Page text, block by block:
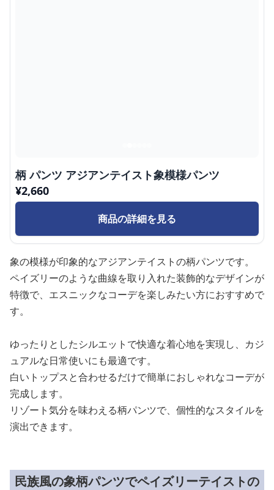
柄 パンツ アジアンテイスト象模様パンツ
¥2,660
商品の詳細を見る
象の模様が印象的なアジアンテイストの柄パンツです。
ペイズリーのような曲線を取り入れた装飾的なデザインが
特徴で、エスニックなコーデを楽しみたい方におすすめで
す。
ゆったりとしたシルエットで快適な着心地を実現し、カジ
ュアルな日常使いにも最適です。
白いトップスと合わせるだけで簡単におしゃれなコーデが
完成します。
リゾート気分を味わえる柄パンツで、個性的なスタイルを
演出できます。
民族風の象柄パンツでペイズリーテイストの